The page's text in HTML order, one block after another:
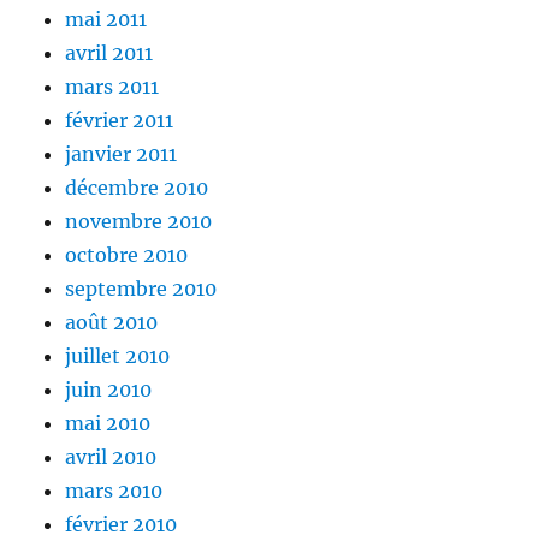
mai 2011
avril 2011
mars 2011
février 2011
janvier 2011
décembre 2010
novembre 2010
octobre 2010
septembre 2010
août 2010
juillet 2010
juin 2010
mai 2010
avril 2010
mars 2010
février 2010